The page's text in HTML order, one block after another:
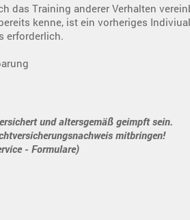
das Training anderer Verhalten
kenne, ist ein vorheriges
erforderlich.
und altersgemäß geimpft sein.
mitbringen!
- Formulare)